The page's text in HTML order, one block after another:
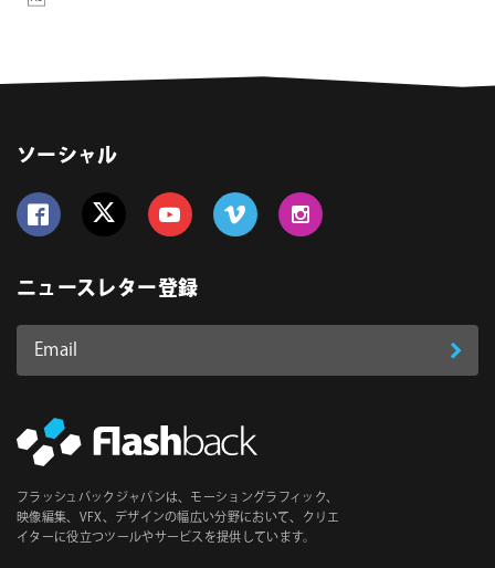
ソーシャル
ニュースレター登録
Email
ス
必
須
登
フラッシュバックジャパンは、モーショングラフィック、
映像編集、VFX、デザインの幅広い分野において、クリエ
イターに役立つツールやサービスを提供しています。